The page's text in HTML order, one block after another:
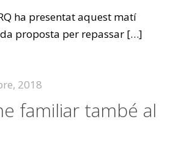
ha presentat aquest matí
proposta per repassar […]
2018
familiar també al